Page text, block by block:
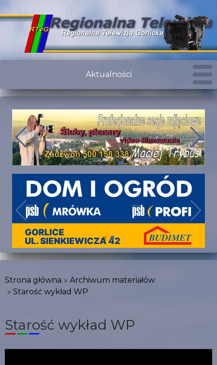
Aktualności
Strona główna
Archiwum materiałów
Starość wykład WP
Starość wykład WP